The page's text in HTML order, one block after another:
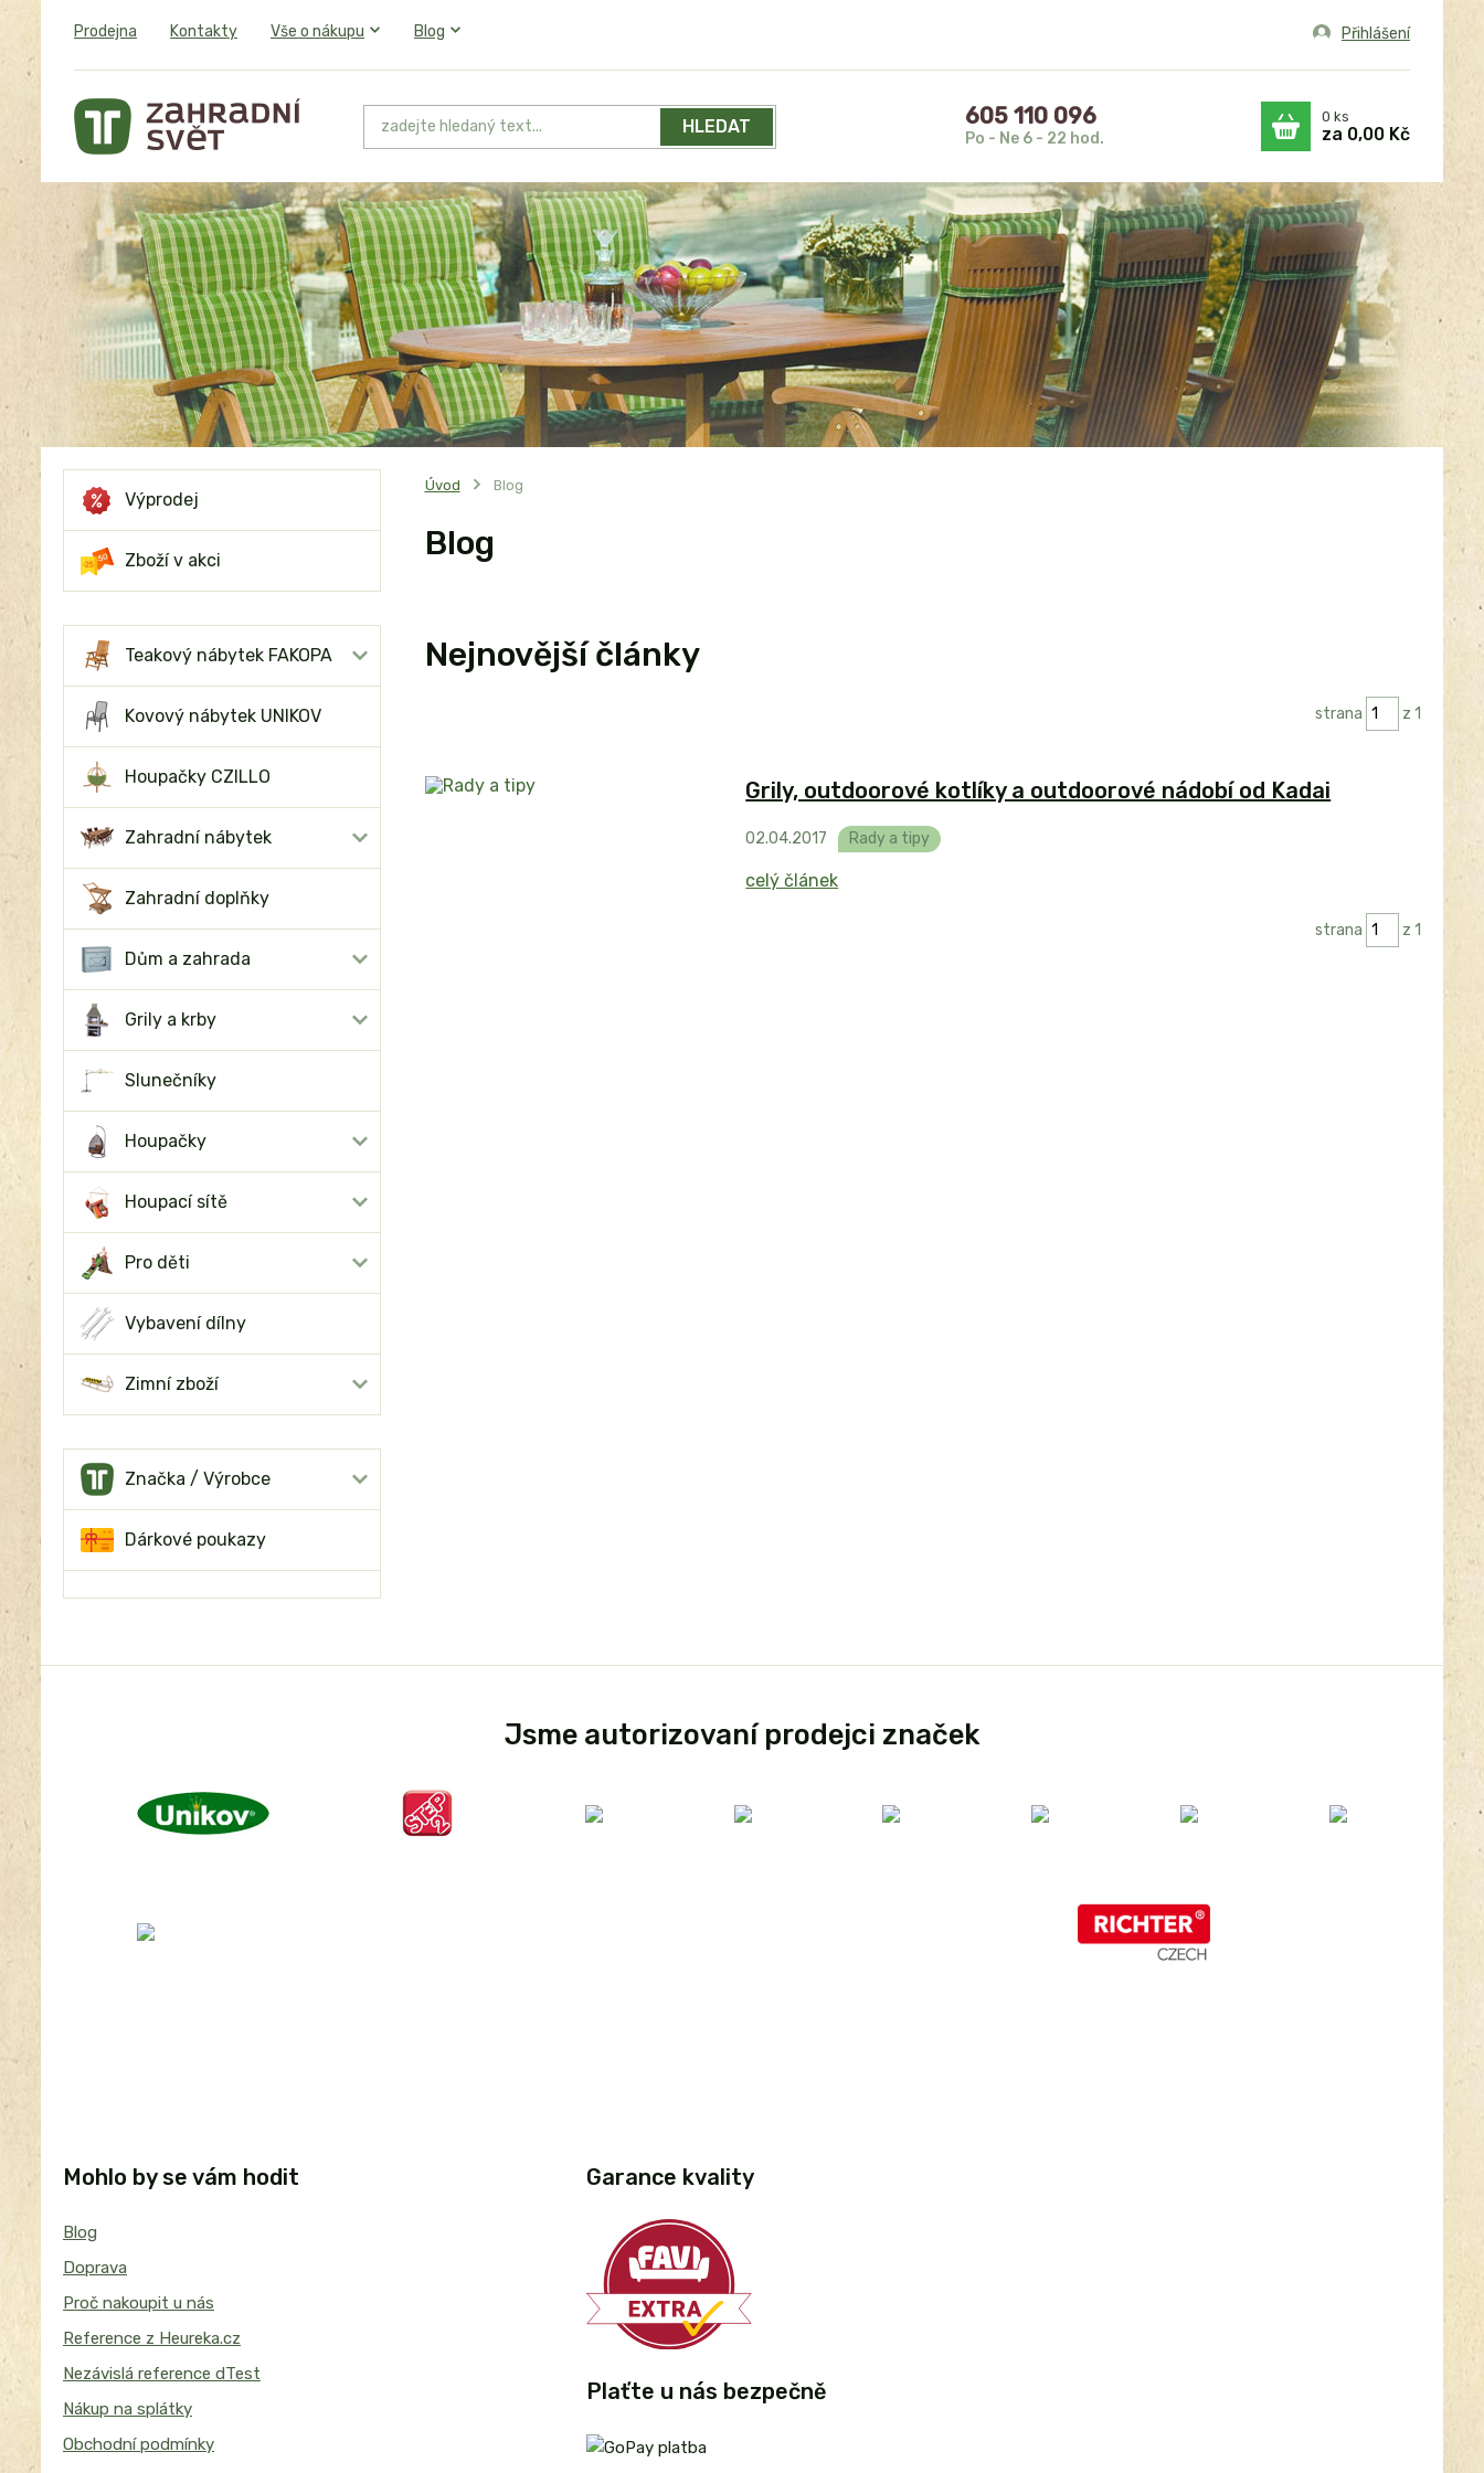
Prodejna Kontakty Vše o nákupu Blog Přihlášení
HLEDAT 605 110 096
Po - Ne 6 - 22 hod.
0 ks
za 0,00 Kč
Výprodej
Zboží v akci
Teakový nábytek FAKOPA
Kovový nábytek UNIKOV
Houpačky CZILLO
Zahradní nábytek
Zahradní doplňky
Dům a zahrada
Grily a krby
Slunečníky
Houpačky
Houpací sítě
Pro děti
Vybavení dílny
Zimní zboží
Značka / Výrobce
Dárkové poukazy
Úvod Blog
Blog
Nejnovější články
strana z 1
Grily, outdoorové kotlíky a outdoorové nádobí od Kadai
02.04.2017 Rady a tipy
celý článek
strana z 1
Jsme autorizovaní prodejci značek
Mohlo by se vám hodit
Blog
Doprava
Proč nakoupit u nás
Reference z Heureka.cz
Nezávislá reference dTest
Nákup na splátky
Obchodní podmínky
Garance kvality
Plaťte u nás bezpečně